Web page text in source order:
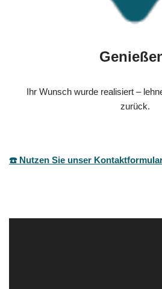
Ihr Wunsch wurde realisiert –
zurück.
☎️ Nutzen Sie unser